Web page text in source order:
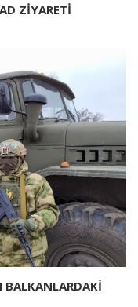
ZİYARETİ
BALKANLARDAKİ